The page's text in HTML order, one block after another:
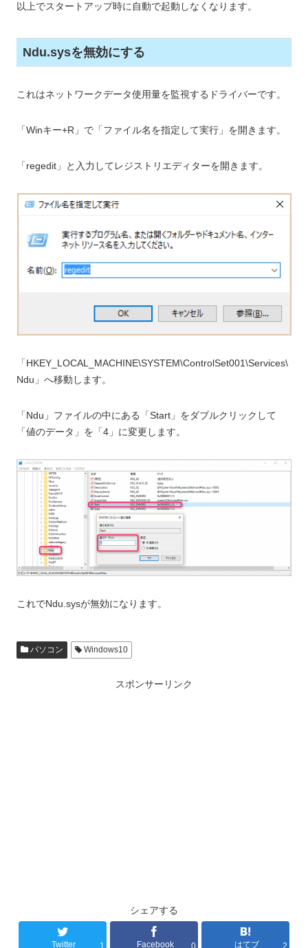
以上でスタートアップ時に自動で起動しなくなります。
Ndu.sysを無効にする
これはネットワークデータ使用量を監視するドライバーです。
「Winキー+R」で「ファイル名を指定して実行」を開きます。
「regedit」と入力してレジストリエディターを開きます。
「HKEY_LOCAL_MACHINE\SYSTEM\ControlSet001\Services\
Ndu」へ移動します。
「Ndu」ファイルの中にある「Start」をダブルクリックして
「値のデータ」を「4」に変更します。
これでNdu.sysが無効になります。
パソコン Windows10
スポンサーリンク
シェアする
Twitter 1 Facebook 0 はてブ 2